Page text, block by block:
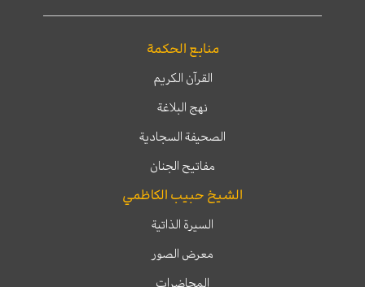
منابع الحكمة
القرآن الكريم
نهج البلاغة
الصحيفة السجادية
مفاتيح الجنان
الشيخ حبيب الكاظمي
السيرة الذاتية
معرض الصور
المحاضرات